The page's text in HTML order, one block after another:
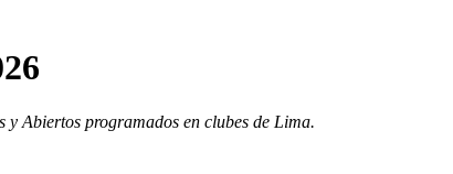
y Abiertos programados en clubes de Lima.